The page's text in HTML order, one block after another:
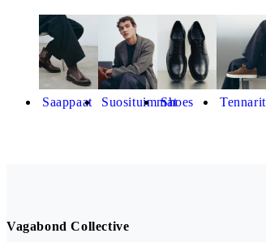
Saappaat SuosituimmatShoes Tennarit
Vagabond Collective